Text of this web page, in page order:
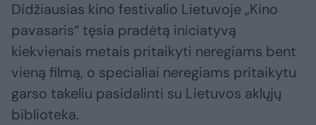
Didžiausias kino festivalio Lietuvoje „Kino
pavasaris“ tęsia pradėtą iniciatyvą
kiekvienais metais pritaikyti neregiams bent
vieną filmą, o specialiai neregiams pritaikytu
garso takeliu pasidalinti su Lietuvos aklųjų
biblioteka.